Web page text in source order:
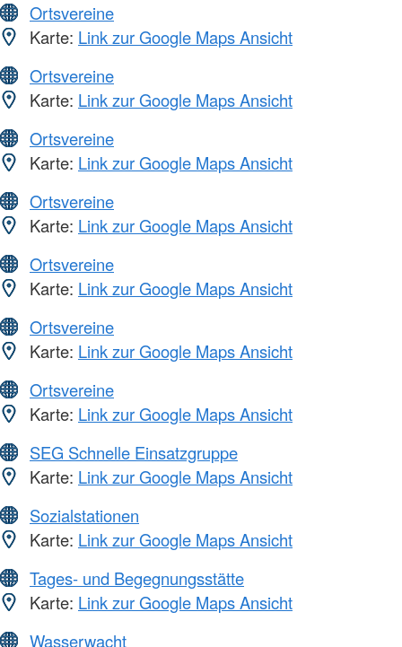
Ortsvereine
Karte: Link zur Google Maps Ansicht
Ortsvereine
Karte: Link zur Google Maps Ansicht
Ortsvereine
Karte: Link zur Google Maps Ansicht
Ortsvereine
Karte: Link zur Google Maps Ansicht
Ortsvereine
Karte: Link zur Google Maps Ansicht
Ortsvereine
Karte: Link zur Google Maps Ansicht
Ortsvereine
Karte: Link zur Google Maps Ansicht
SEG Schnelle Einsatzgruppe
Karte: Link zur Google Maps Ansicht
Sozialstationen
Karte: Link zur Google Maps Ansicht
Tages- und Begegnungsstätte
Karte: Link zur Google Maps Ansicht
Wasserwacht